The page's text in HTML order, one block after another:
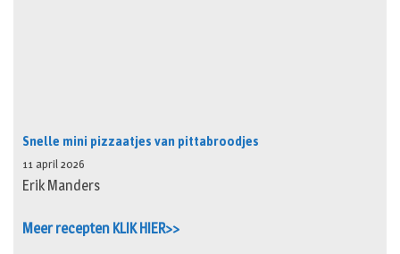
Snelle mini pizzaatjes van pittabroodjes
11 april 2026
Erik Manders
Meer recepten KLIK HIER>>